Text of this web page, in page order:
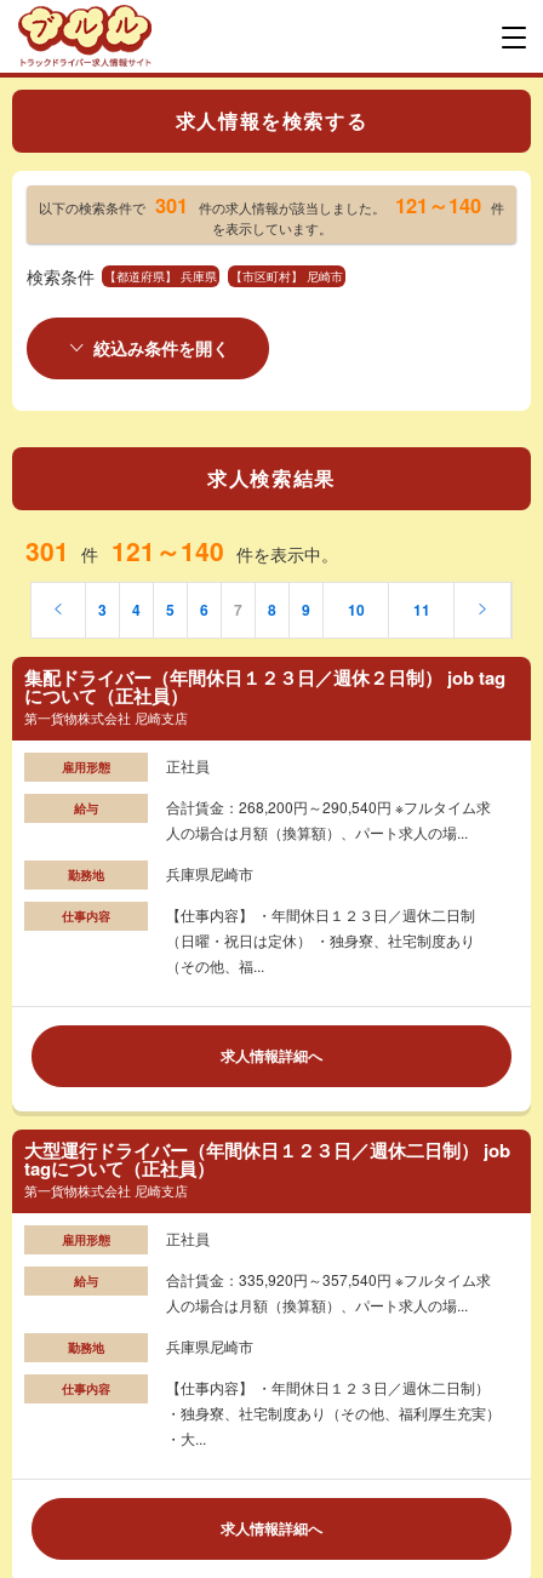
求人情報を検索する
以下の検索条件で 301 件の求人情報が該当しました。 121～140 件
を表示しています。
検索条件 【都道府県】 兵庫県 【市区町村】 尼崎市
絞込み条件を開く
求人検索結果
301 件 121～140 件を表示中。
3 4 5 6 7 8 9 10 11
集配ドライバー（年間休日１２３日／週休２日制） job tag
について（正社員）
第一貨物株式会社 尼崎支店
雇用形態 正社員
給与
合計賃金：268,200円～290,540円 ※フルタイム求
人の場合は月額（換算額）、パート求人の場...
勤務地 兵庫県尼崎市
仕事内容
【仕事内容】 ・年間休日１２３日／週休二日制
（日曜・祝日は定休） ・独身寮、社宅制度あり
（その他、福...
求人情報詳細へ
大型運行ドライバー（年間休日１２３日／週休二日制） job
tagについて（正社員）
第一貨物株式会社 尼崎支店
雇用形態 正社員
給与
合計賃金：335,920円～357,540円 ※フルタイム求
人の場合は月額（換算額）、パート求人の場...
勤務地 兵庫県尼崎市
仕事内容
【仕事内容】 ・年間休日１２３日／週休二日制）
・独身寮、社宅制度あり（その他、福利厚生充実）
・大...
求人情報詳細へ